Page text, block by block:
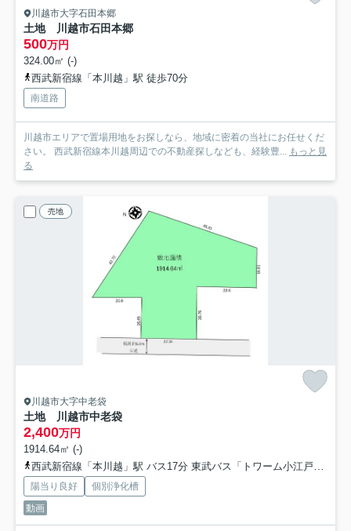
川越市大字石田本郷
土地 川越市石田本郷
500万円
324.00㎡ (-)
西武新宿線「本川越」駅 徒歩70分
南道路
川越市エリアで置場用地をお探しなら、地域に密着の当社にお任せくだ
さい。 西武新宿線本川越周辺での不動産探しなども、経験豊... もっと見
る
売地
川越市大字中老袋
土地 川越市中老袋
2,400万円
1914.64㎡ (-)
西武新宿線「本川越」駅 バス17分 東武バス「トワーム小江戸病院入口」 停歩14分
陽当り良好
個別浄化槽
動画